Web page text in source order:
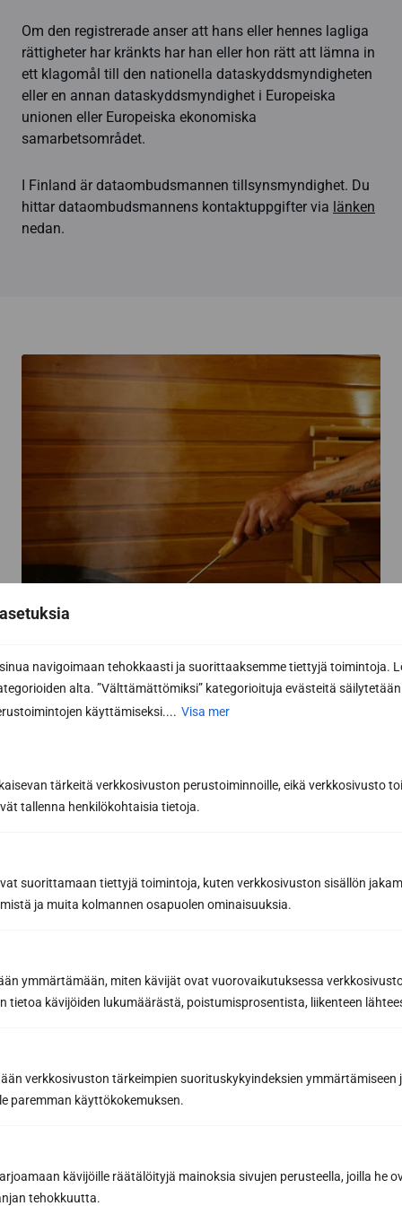
navigoimaan tehokkaasti ja suorittaaksemme tiettyjä toimintoja.
alta. ”Välttämättömiksi” kategorioituja evästeitä säilytetään
käyttämiseksi.... Visa mer
tärkeitä verkkosivuston perustoiminnoille, eikä verkkosivusto
tallenna henkilökohtaisia tietoja.
suorittamaan tiettyjä toimintoja, kuten verkkosivuston sisällön
ja muita kolmannen osapuolen ominaisuuksia.
ymmärtämään, miten kävijät ovat vuorovaikutuksessa
tietoa kävijöiden lukumäärästä, poistumisprosentista, liikenteen
verkkosivuston tärkeimpien suorituskykyindeksien ymmärtämiseen
paremman käyttökokemuksen.
kävijöille räätälöityjä mainoksia sivujen perusteella, joilla he
tehokkuutta.
Om den registrerade anser att hans eller hennes lagliga
rättigheter har kränkts har han eller hon rätt att lämna in
ett klagomål till den nationella dataskyddsmyndigheten
eller en annan dataskyddsmyndighet i Europeiska
unionen eller Europeiska ekonomiska
samarbetsområdet.
I Finland är dataombudsmannen tillsynsmyndighet. Du
hittar dataombudsmannens kontaktuppgifter via länken
nedan.
Få de bästa tipsen och knepen för en lyckad
Inspirerande bastunyheter och förmåner från
våra partners för att hjälpa dig att göra de
Genom att prenumerera godkänner du Sun Sauna Oy:s